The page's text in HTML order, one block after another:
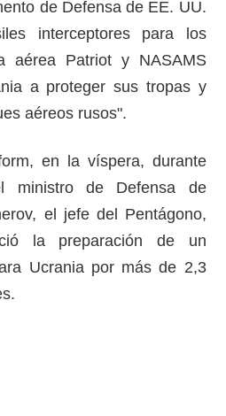
de Defensa de EE. UU.
interceptores para los
aérea Patriot y NASAMS
a proteger sus tropas y
aéreos rusos".
en la víspera, durante
ministro de Defensa de
el jefe del Pentágono,
la preparación de un
Ucrania por más de 2,3